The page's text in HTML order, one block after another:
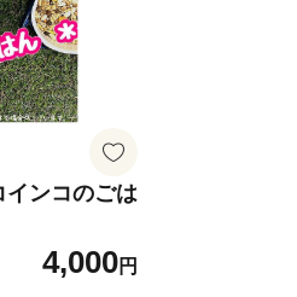
認知さ
ンコのごは
4,000円